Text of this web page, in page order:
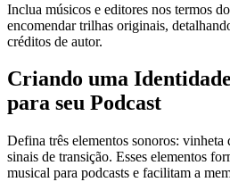
Inclua músicos e editores nos termos
encomendar trilhas originais,
créditos de autor.
Criando uma
para seu Podcast
Defina três elementos sonoros: vinheta
sinais de transição. Esses elementos
musical para podcasts e facilitam a